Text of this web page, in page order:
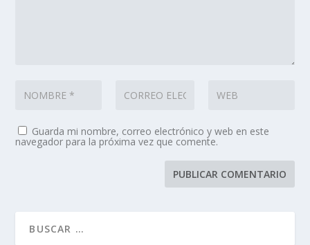
Guarda mi nombre, correo electrónico y web en este
navegador para la próxima vez que comente.